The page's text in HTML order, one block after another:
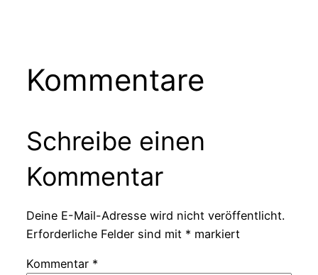
Kommentare
Schreibe einen
Kommentar
Deine E-Mail-Adresse wird nicht veröffentlicht.
Erforderliche Felder sind mit * markiert
Kommentar *